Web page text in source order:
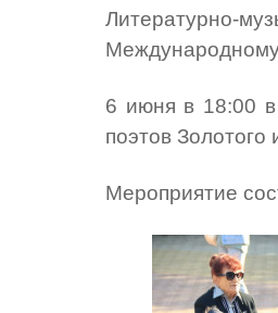
Литературно-
Международному
6 июня в 18:00 в
поэтов
Мероприятие